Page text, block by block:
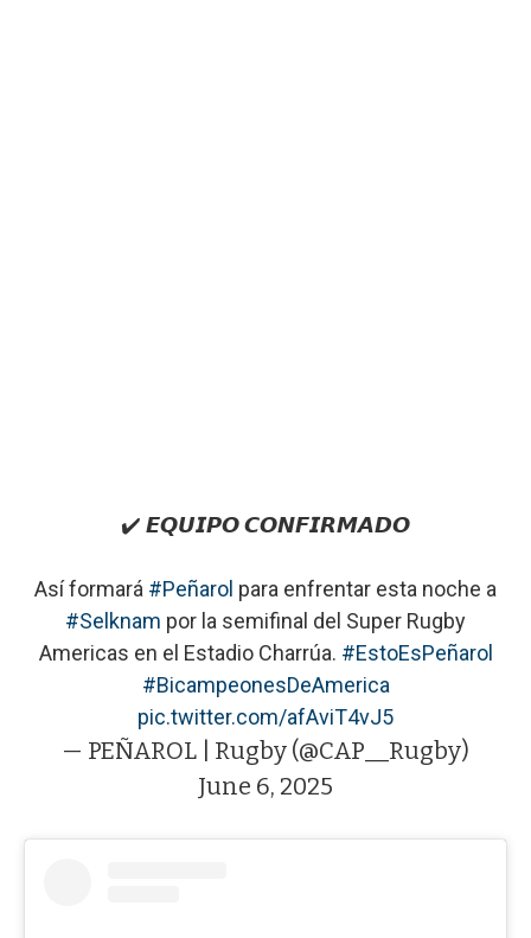
✔️ 𝙀𝙌𝙐𝙄𝙋𝙊 𝘾𝙊𝙉𝙁𝙄𝙍𝙈𝘼𝘿𝙊
Así formará #Peñarol para enfrentar esta noche a
#Selknam por la semifinal del Super Rugby
Americas en el Estadio Charrúa. #EstoEsPeñarol
#BicampeonesDeAmerica
pic.twitter.com/afAviT4vJ5
— PEÑAROL | Rugby (@CAP__Rugby)
June 6, 2025